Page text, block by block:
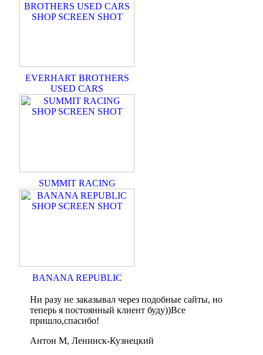
EVERHART BROTHERS
USED CARS
SUMMIT RACING
BANANA REPUBLIC
Ни разу не заказывал через подобные сайты, но
теперь я постоянный клиент буду))Все
пришло,спасибо!
Антон М, Ленинск-Кузнецкий